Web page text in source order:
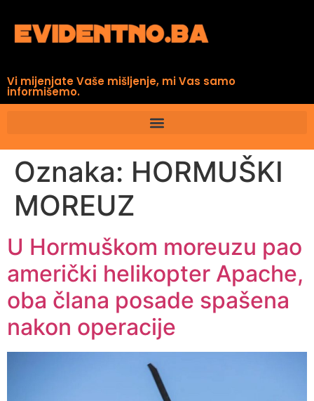
Vi mijenjate Vaše mišljenje, mi Vas samo
informišemo.
Oznaka: HORMUŠKI
MOREUZ
U Hormuškom moreuzu pao
američki helikopter Apache,
oba člana posade spašena
nakon operacije